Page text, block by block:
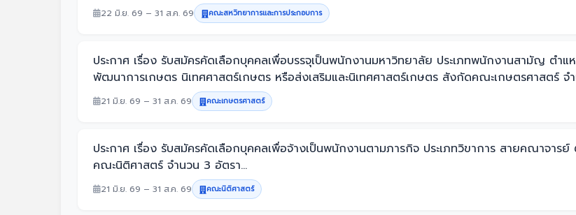
22 มิ.ย. 69 – 31 ส.ค. 69 คณะสหวิทยาการและการประกอบการ
ประกาศ เรื่อง รับสมัครคัดเลือกบุคคลเพื่อบรรจุเป็นพนักงานมหาวิทยาลัย ประเภทพนักงานสามัญ ต
พัฒนาการเกษตร นิเทศศาสตร์เกษตร หรือส่งเสริมและนิเทศศาสตร์เกษตร สังกัดคณะเกษตรศาสตร์ จำ
21 มิ.ย. 69 – 31 ส.ค. 69 คณะเกษตรศาสตร์
ประกาศ เรื่อง รับสมัครคัดเลือกบุคคลเพื่อจ้างเป็นพนักงานตามภารกิจ ประเภทวิขาการ สายคณา
คณะนิติศาสตร์ จำนวน 3 อัตรา...
21 มิ.ย. 69 – 31 ส.ค. 69 คณะนิติศาสตร์